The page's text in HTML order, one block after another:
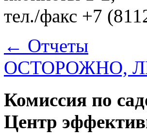
тел./факс +7
← Отчеты
ОСТОРОЖНО,
Комиссия по
Центр